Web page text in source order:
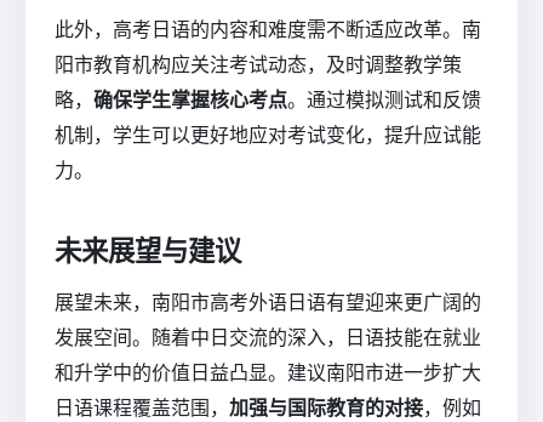
此外，高考日语的内容和难度需不断适应改革。南
阳市教育机构应关注考试动态，及时调整教学策
略， 确保学生掌握核心考点。通过模拟测试和反馈
机制，学生可以更好地应对考试变化，提升应试能
力。
未来展望与建议
展望未来，南阳市高考外语日语有望迎来更广阔的
发展空间。随着中日交流的深入，日语技能在就业
和升学中的价值日益凸显。建议南阳市进一步扩大
日语课程覆盖范围， 加强与国际教育的对接，例如